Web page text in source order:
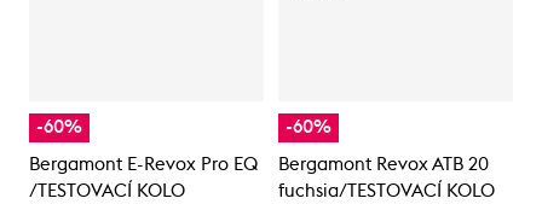
-60%
Bergamont E-Revox Pro EQ
/TESTOVACÍ KOLO
-60%
Bergamont Revox ATB 20
fuchsia/TESTOVACÍ KOLO